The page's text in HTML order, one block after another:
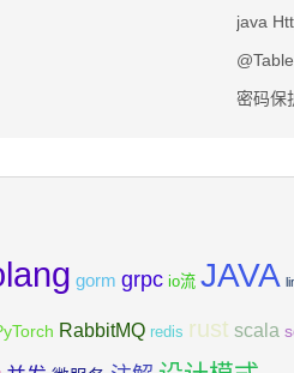
java
密码保
gorm grpc io流 JAVA
RabbitMQ redis rust scala